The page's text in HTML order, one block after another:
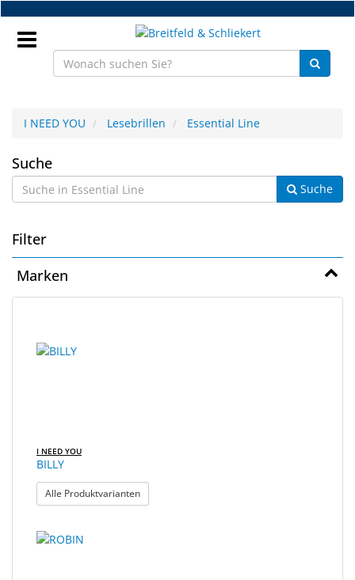
Zum
Hauptinhalt
springen
NEU
Brillenteile
Werkstatt
Handelsware
NEED
YOU
I NEED YOU Lesebrillen Essential Line
Essential
Line
Suche
Suche
Filter
Marken
Ergebnisse
gerendert.
I NEED YOU
BILLY
Alle Produktvarianten: BILLY